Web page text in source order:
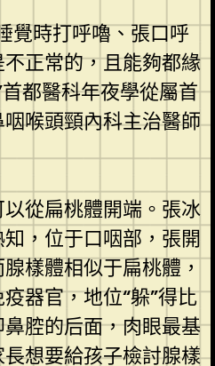
覺時打呼嚕、張口呼
正常的，且能夠都緣
首都醫科年夜學從屬首
喉頭頸內科主治醫師
從扁桃體開端。張冰
，位于口咽部，張開
樣體相似于扁桃體，
器官，地位“躲”得比
腔的后面，肉眼最基
想要給孩子檢討腺樣